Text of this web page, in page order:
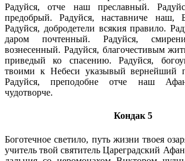
Радуйся, отче наш преславный.
предобрый. Радуйся, наставниче наш,
Радуйся, добродетели всякия правило.
даром почтенный. Радуйся,
вознесенный. Радуйся, благочестивым
приведый ко спасению. Радуйся,
твоими к Небеси указывый вернейший
Радуйся, преподобне отче наш
чудотворче.
Кондак 5
Боготечное светило, путь жизни твоея
учитель твой святитель Цареградский